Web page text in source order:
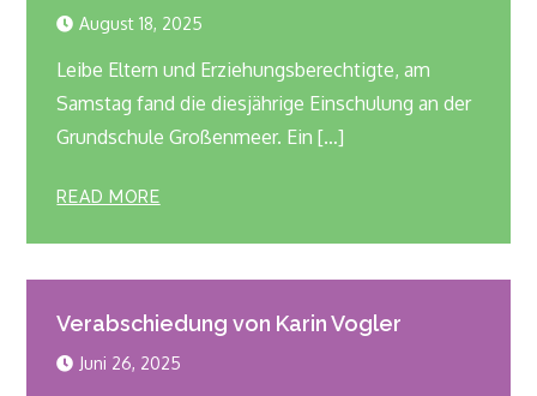
August 18, 2025
Leibe Eltern und Erziehungsberechtigte, am
Samstag fand die diesjährige Einschulung an der
Grundschule Großenmeer. Ein […]
READ MORE
Verabschiedung von Karin Vogler
Juni 26, 2025